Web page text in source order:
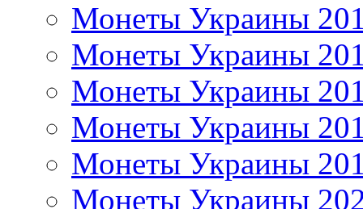
Монеты Украины
Монеты Украины
Монеты Украины
Монеты Украины
Монеты Украины
Монеты Украины